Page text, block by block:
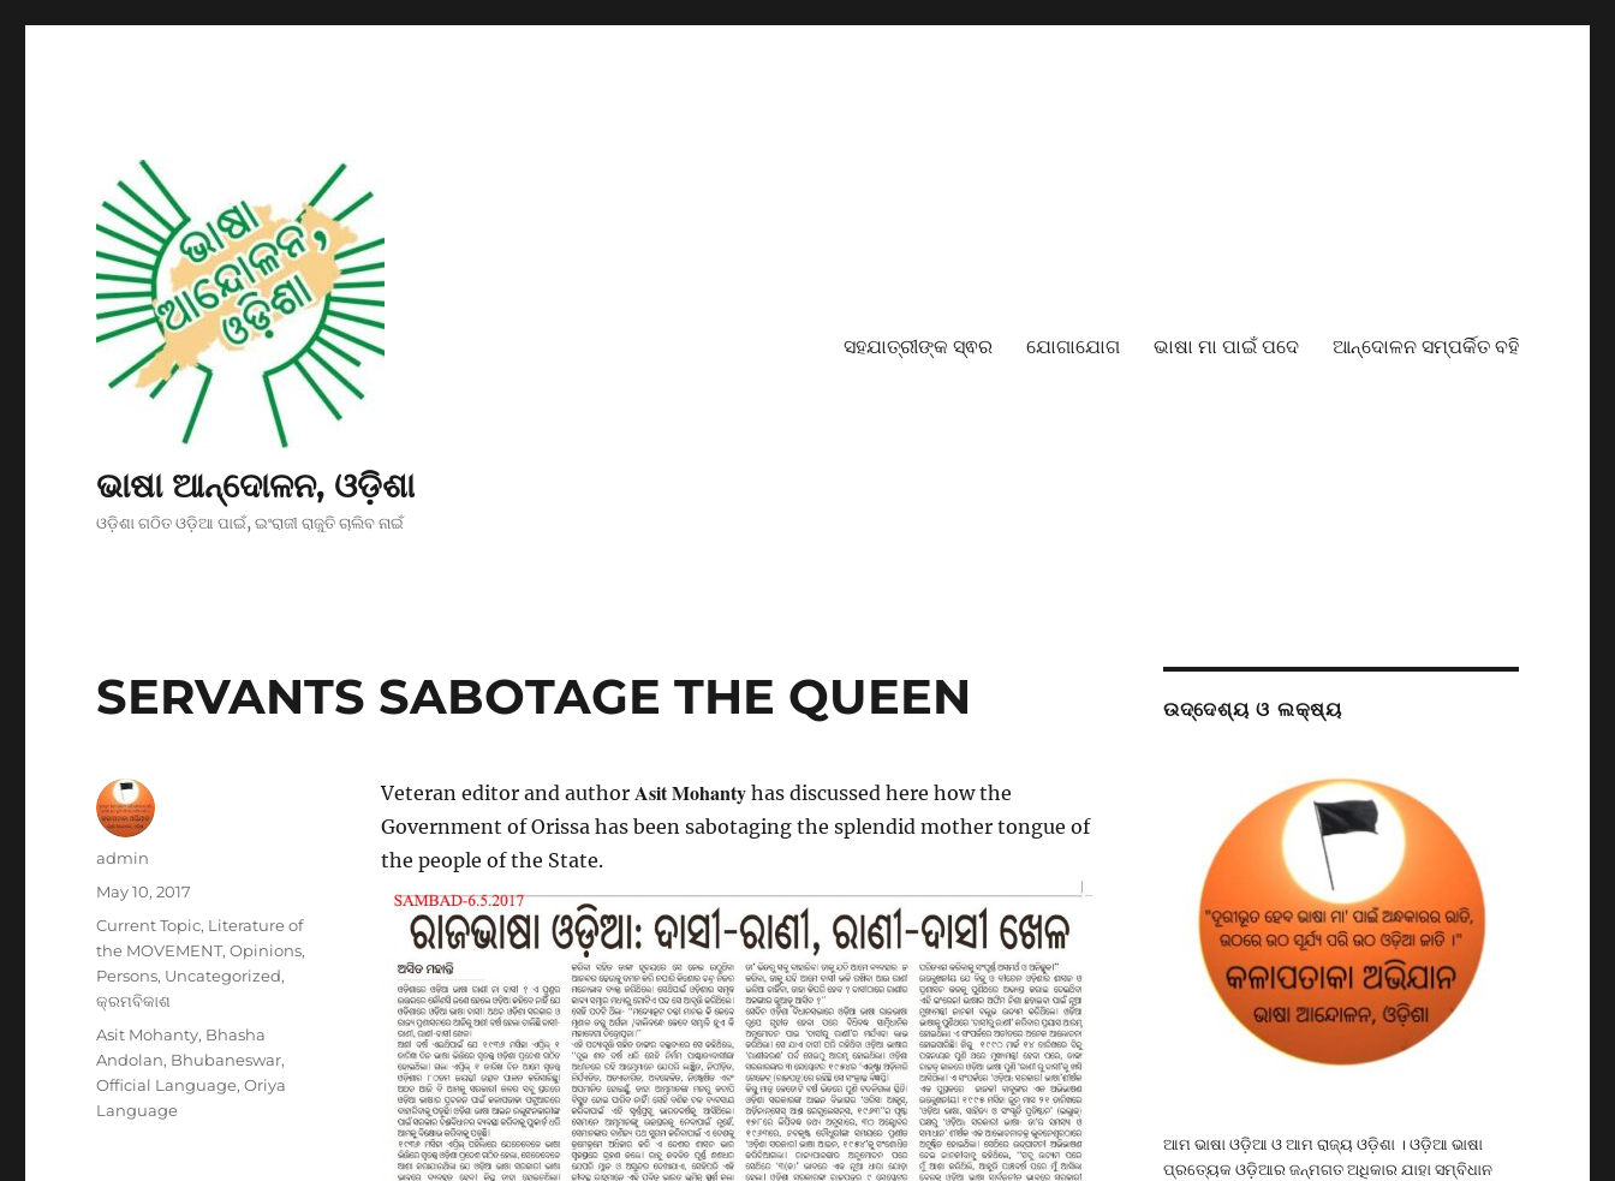
ଭାଷା ଆନ୍ଦୋଳନ, ଓଡ଼ିଶା
ଓଡ଼ିଶା ଗଠିତ ଓଡ଼ିଆ ପାଇଁ, ଇଂରାଜୀ ରାଜୁତି ଚାଲିବ ନାଇଁ
ସହଯାତ୍ରୀଙ୍କ ସ୍ଵର ଯୋଗାଯୋଗ ଭାଷା ମା ପାଇଁ ପଦେ ଆନ୍ଦୋଳନ ସମ୍ପର୍କିତ ବହି
SERVANTS SABOTAGE THE QUEEN
Veteran editor and author Asit Mohantyhas discussed here how the
Government of Orissa has been sabotaging the splendid mother tongue of
the people of the State.
Author
admin
Posted
May 10, 2017
Categories
Current Topic, Literature of
the MOVEMENT,Opinions,
Persons, Uncategorized,
କ୍ରମବିକାଶ
Tags
Asit Mohanty, Bhasha
Andolan, Bhubaneswar,
Official Language,Oriya
Language
ଉଦ୍ଦେଶ୍ୟ ଓ ଲକ୍ଷ୍ୟ
ଆମ ଭାଷା ଓଡ଼ିଆ ଓ ଆମ ରାଜ୍ୟ ଓଡ଼ିଶା । ଓଡ଼ିଆ ଭାଷା
ପ୍ରତ୍ୟେକ ଓଡ଼ିଆର ଜନ୍ମଗତ ଅଧିକାର ଯାହା ସମ୍ବିଧାନ